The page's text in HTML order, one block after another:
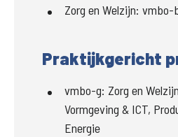
Zorg en Welzijn: vmbo-
Praktijkgericht
vmbo-g: Zorg en
Vormgeving & ICT,
Energie